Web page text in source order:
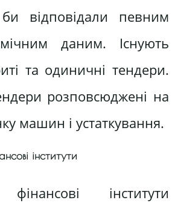
відповідали певним
даним. Існують
та одиничні тендери.
розповсюджені на
машин і устаткування.
інститути
інститути